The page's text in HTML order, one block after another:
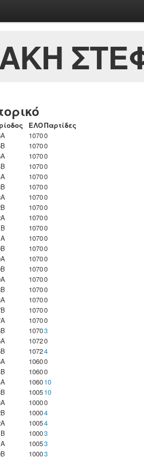
ΕΛΟΠαρτίδες
10700
10700
10700
10700
10700
10700
10700
10700
10700
10700
10700
10700
10700
10700
10700
10700
10700
10700
10700
10703
10720
10724
10600
10600
106010
100510
10000
10004
10054
10003
10053
10003